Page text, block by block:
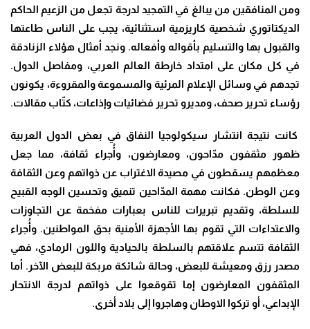
ومن المنافقين من يبالغ في التمجيد لدرجة تجعل من الزعيم الحاكم
الديكتاتوري شخصية كاريزمية استثنائية، يجب على الناس طاعتها
والقبول بها والتسليم بأقواله وأفعاله. ونجد أمثال هؤلاء الزنادقة
في كل مكان على امتداد خارطة العالم العربي، ومفاصل الدول.
تجدهم في وسائل الإعلام المرئية والمسموعة والمقروءة، يكونون
رؤساء تحرير صحف، ومديرو تحرير فضائيات وإذاعات، كتّاب مقالات.
كانت نتيجة انتشار سيكولوجيا النفاق في بعض الدول العربية
ظهور مثقفون مدّاحون، ومعارضون، وأُجراء ثقافة، مما جعل
معظمهم يسقطون في مصيدة الاغتراب عن ذواتهم وعن الثقافة
وعن الوطن. فكانت مهمة المدّاحين تنميق وتحسين الوجه القبيح
للسلطة، وتقديم تبريرات للناس بعبارات مفخمة عن التجاوزات
والاعتداءات التي تقوم بها الأجهزة الأمنية بحق المواطنين. وأُجراء
الثقافة تتسم علاقتهم بالسلطة بالحيادية واللون الرمادي، فهي
مصدر رزق ومعيشة للبعض، وحالة شائكة مربكة للبعض الآخر. أما
المثقفون المعارضون إما تقوقعوا على ذواتهم لدرجة الانتحار
الإبداعي، أو تركوا الاوطان وهاجروا إلى بلاد أخرى.